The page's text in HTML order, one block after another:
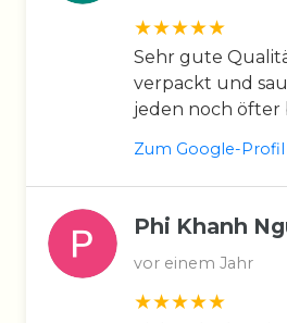
Sehr gute
verpackt und
jeden noch öfter
Zum Google-Profil
Phi Khanh
vor einem Jahr